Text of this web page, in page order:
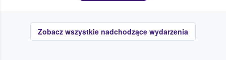
Zobacz wszystkie nadchodzące wydarzenia